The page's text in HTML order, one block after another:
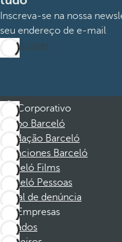
Inscreva-se na nossa
seu endereço de e-mail
Subscrever
Corporativo
Grupo Barceló
Fundação Barceló
Vacaciones Barceló
Barceló Films
Barceló Pessoas
Canal de denúncia
Empresas
Afiliados